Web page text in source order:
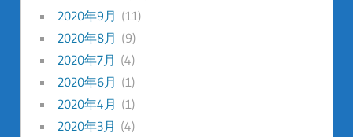
2020年9月 (11)
2020年8月 (9)
2020年7月 (4)
2020年6月 (1)
2020年4月 (1)
2020年3月 (4)